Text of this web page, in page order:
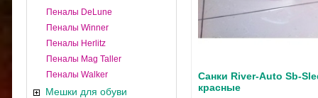
Пеналы DeLune
Пеналы Winner
Пеналы Herlitz
Пеналы Mag Taller
Пеналы Walker
Мешки для обуви
Санки River-Auto Sb-
красные